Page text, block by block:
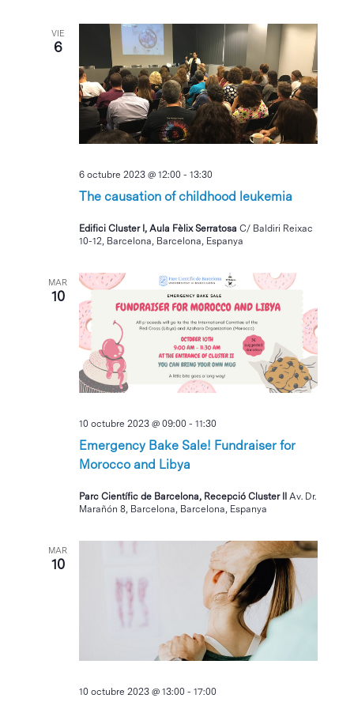
VIE
6
The causation of childhood leukemia
6 octubre 2023 @ 12:00 -13:30
Edifici Cluster I, Aula Fèlix SerratosaC/ Baldiri Reixac
10-12, Barcelona, Barcelona, Espanya
MAR
10
Emergency Bake Sale! Fundraiser for
Morocco and Libya
10 octubre 2023 @ 09:00 -11:30
Parc Científic de Barcelona, Recepció Cluster IIAv. Dr.
Marañón 8, Barcelona, Barcelona, Espanya
MAR
10
10 octubre 2023 @ 13:00 -17:00